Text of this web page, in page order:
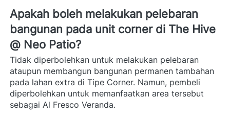
Apakah boleh melakukan pelebaran
bangunan pada unit corner di The Hive
@ Neo Patio?
Tidak diperbolehkan untuk melakukan pelebaran
ataupun membangun bangunan permanen tambahan
pada lahan extra di Tipe Corner. Namun, pembeli
diperbolehkan untuk memanfaatkan area tersebut
sebagai Al Fresco Veranda.